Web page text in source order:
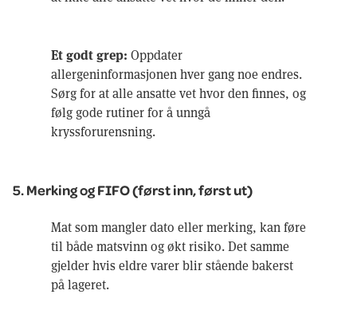
Et godt grep: Oppdater
allergeninformasjonen hver gang noe endres.
Sørg for at alle ansatte vet hvor den finnes, og
følg gode rutiner for å unngå
kryssforurensning.
5. Merking og FIFO (først inn, først ut)
Mat som mangler dato eller merking, kan føre
til både matsvinn og økt risiko. Det samme
gjelder hvis eldre varer blir stående bakerst
på lageret.